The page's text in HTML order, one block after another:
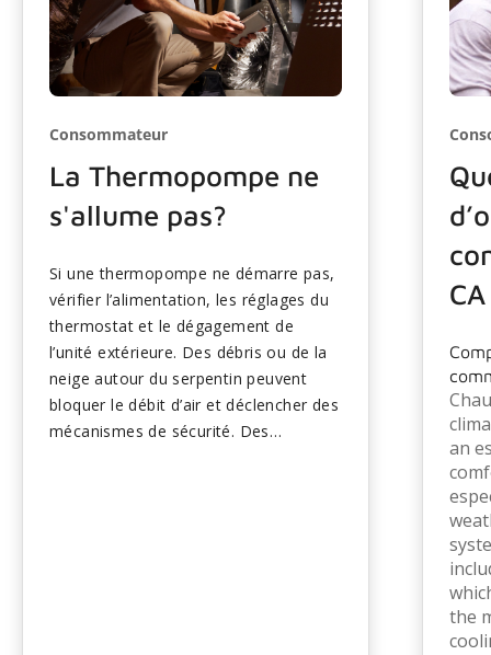
Consommateur
La Thermopompe ne
s'allume pas?
Si une thermopompe ne démarre pas,
vérifier l’alimentation, les réglages du
thermostat et le dégagement de
l’unité extérieure. Des débris ou de la
neige autour du serpentin peuvent
bloquer le débit d’air et déclencher des
mécanismes de sécurité. Des
CA
an
the